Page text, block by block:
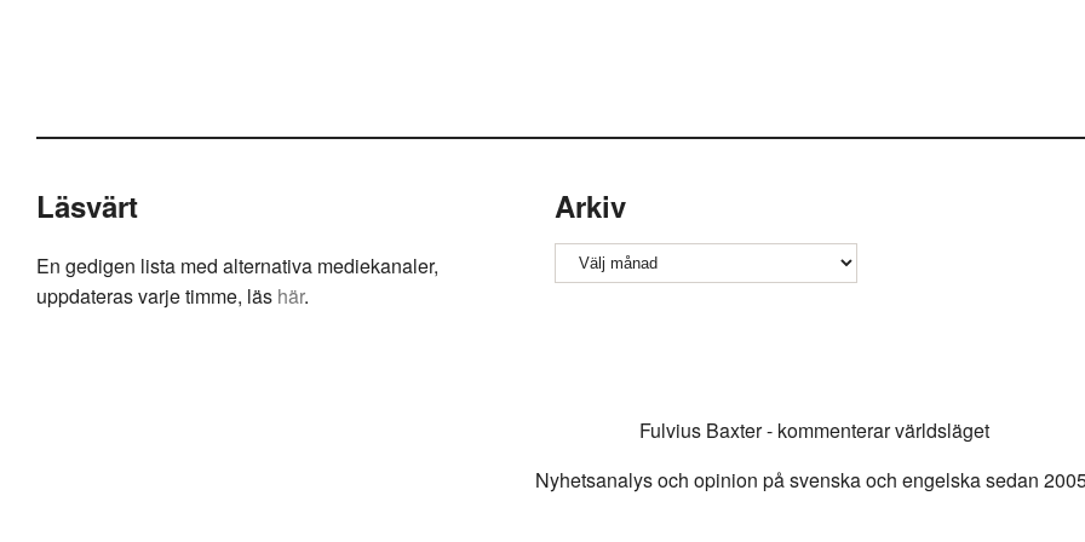
Läsvärt
En gedigen lista med alternativa mediekanaler,
uppdateras varje timme, läs här.
Arkiv
Arkiv
Fulvius Baxter - kommenterar världsläget
Nyhetsanalys och opinion på svenska och engelska sedan